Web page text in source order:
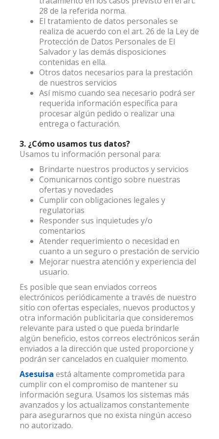
28 de la referida norma.
El tratamiento de datos personales se
realiza de acuerdo con el art. 26 de la Ley de
Protección de Datos Personales de El
Salvador y las demás disposiciones
contenidas en ella.
Otros datos necesarios para la prestación
de nuestros servicios
Así mismo cuando sea necesario podrá ser
requerida información específica para
procesar algún pedido o realizar una
entrega o facturación.
3. ¿Cómo usamos tus datos?
Usamos tu información personal para:
Brindarte nuestros productos y servicios
Comunicarnos contigo sobre nuestras
ofertas y novedades
Cumplir con obligaciones legales y
regulatorias
Responder sus inquietudes y/o
comentarios
Atender requerimiento o necesidad en
cuanto a un seguro o prestación de servicio
Mejorar nuestra atención y experiencia del
usuario.
Es posible que sean enviados correos
electrónicos periódicamente a través de nuestro
sitio con ofertas especiales, nuevos productos y
otra información publicitaria que consideremos
relevante para usted o que pueda brindarle
algún beneficio, estos correos electrónicos serán
enviados a la dirección que usted proporcione y
podrán ser cancelados en cualquier momento.
Asesuisa está altamente comprometida para
cumplir con el compromiso de mantener su
información segura. Usamos los sistemas más
avanzados y los actualizamos constantemente
para asegurarnos que no exista ningún acceso
no autorizado.